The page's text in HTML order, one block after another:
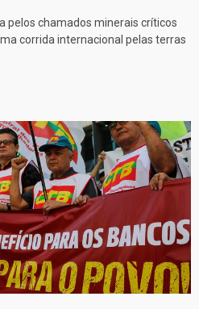
pelos chamados minerais críticos
corrida internacional pelas terras